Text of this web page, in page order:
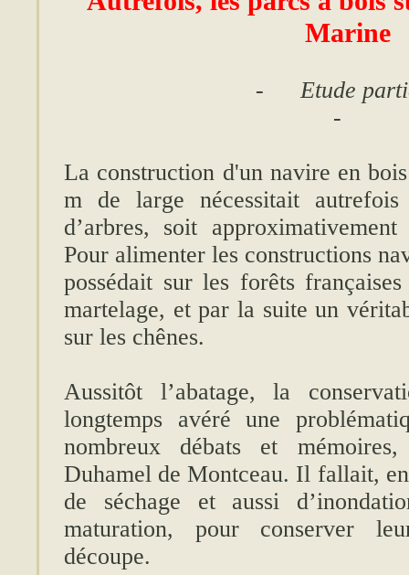
Marine
-
Etude
-
La construction d'un navire en
m de large nécessitait
d’arbres, soit
Pour alimenter les constructions
possédait sur les forêts
martelage, et par la suite un
sur les chênes.
Aussitôt l’abatage, la
longtemps avéré une
nombreux débats et
Duhamel de Montceau. Il fallait,
de séchage et aussi
maturation, pour conserver
découpe.